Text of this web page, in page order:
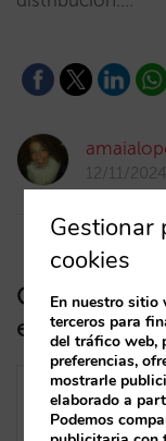
12/11/2024
Guía de
Gestionar
cookies
En nuestro sitio
terceros para
del tráfico web,
preferencias,
mostrarle
elaborado a
Podemos